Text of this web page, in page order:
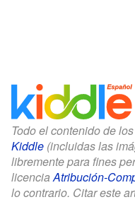
Todo el contenido de
Kiddle (incluidas las
libremente para fines
licenciaAtribución-
lo contrario. Citar este